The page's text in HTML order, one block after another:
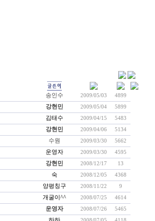
송인수 2009/05/03 4899
강현민 2009/05/04 5899
김태수 2009/04/15 5483
강현민 2009/04/06 5134
수원 2009/03/30 5662
운영자 2009/03/30 4595
강현민 2008/12/17 13
숙 2008/12/05 4368
양평칭구 2008/11/22 9
개굴이^^ 2008/07/25 4614
운영자 2008/07/26 5465